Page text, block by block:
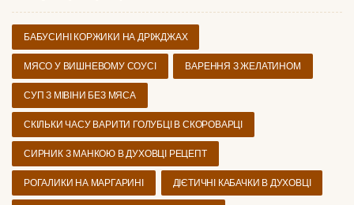
БАБУСИНІ КОРЖИКИ НА ДРІЖДЖАХ
МЯСО У ВИШНЕВОМУ СОУСІ ВАРЕННЯ З ЖЕЛАТИНОМ
СУП З МІВІНИ БЕЗ МЯСА
СКІЛЬКИ ЧАСУ ВАРИТИ ГОЛУБЦІ В СКОРОВАРЦІ
СИРНИК З МАНКОЮ В ДУХОВЦІ РЕЦЕПТ
РОГАЛИКИ НА МАРГАРИНІ ДІЄТИЧНІ КАБАЧКИ В ДУХОВЦІ